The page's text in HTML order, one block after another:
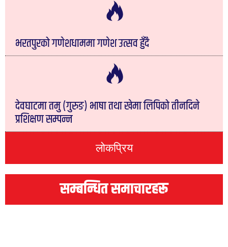
लोकप्रिय
भरतपुरको गणेशधाममा गणेश उत्सव हुँदै
देवघाटमा तमु (गुरुङ) भाषा तथा खेमा लिपिको तीनदिने
प्रशिक्षण सम्पन्न
सम्बन्धित समाचारहरू